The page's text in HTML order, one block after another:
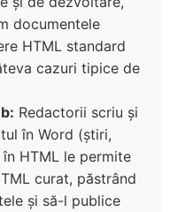
documentele
HTML standard
cazuri tipice de
Redactorii scriu și
în Word (știri,
HTML le permite
curat, păstrând
și să-l publice